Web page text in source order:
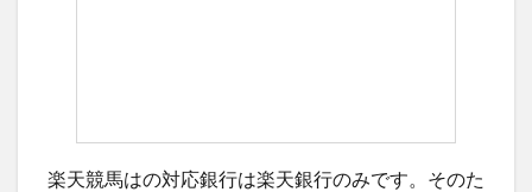
楽天競馬はの対応銀行は楽天銀行のみです。そのた